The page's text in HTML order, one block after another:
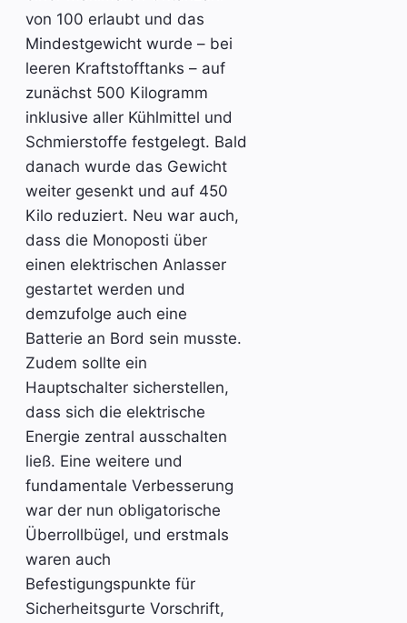
von 100 erlaubt und das
Mindestgewicht wurde – bei
leeren Kraftstofftanks – auf
zunächst 500 Kilogramm
inklusive aller Kühlmittel und
Schmierstoffe festgelegt. Bald
danach wurde das Gewicht
weiter gesenkt und auf 450
Kilo reduziert. Neu war auch,
dass die Monoposti über
einen elektrischen Anlasser
gestartet werden und
demzufolge auch eine
Batterie an Bord sein musste.
Zudem sollte ein
Hauptschalter sicherstellen,
dass sich die elektrische
Energie zentral ausschalten
ließ. Eine weitere und
fundamentale Verbesserung
war der nun obligatorische
Überrollbügel, und erstmals
waren auch
Befestigungspunkte für
Sicherheitsgurte Vorschrift,